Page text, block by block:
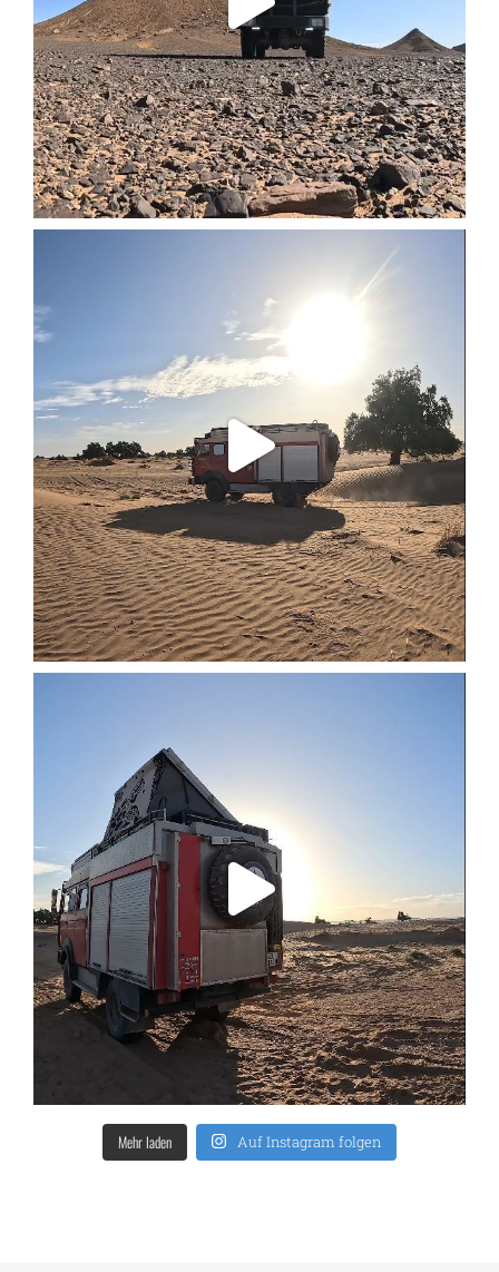
Mehr laden Auf Instagram folgen